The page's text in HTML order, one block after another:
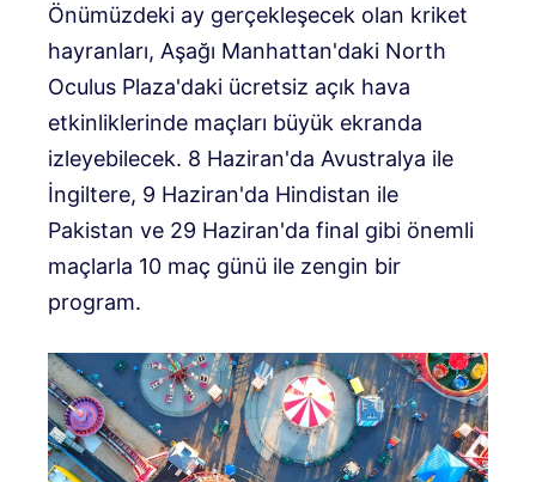
Önümüzdeki ay gerçekleşecek olan kriket
hayranları, Aşağı Manhattan'daki North
Oculus Plaza'daki ücretsiz açık hava
etkinliklerinde maçları büyük ekranda
izleyebilecek. 8 Haziran'da Avustralya ile
İngiltere, 9 Haziran'da Hindistan ile
Pakistan ve 29 Haziran'da final gibi önemli
maçlarla 10 maç günü ile zengin bir
program.